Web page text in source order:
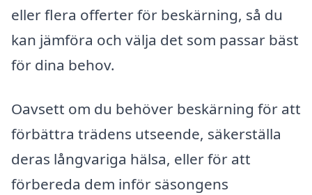
eller flera offerter för beskärning, så du
kan jämföra och välja det som passar bäst
för dina behov.
Oavsett om du behöver beskärning för att
förbättra trädens utseende, säkerställa
deras långvariga hälsa, eller för att
förbereda dem inför säsongens